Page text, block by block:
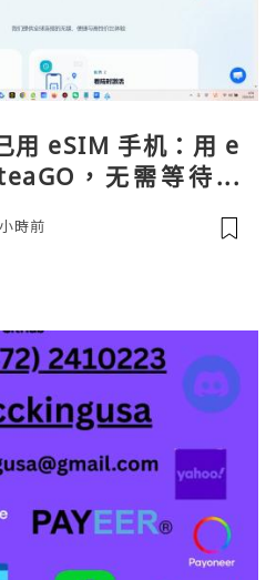
用 eSIM 手机：用 e
，无需等待收
+ 通话短信”（如
联络）：优先 Redt
時前